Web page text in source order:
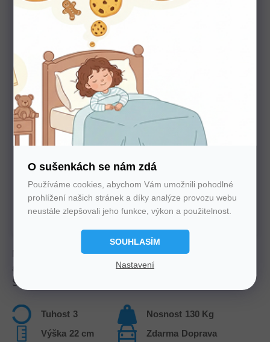
O sušenkách se nám zdá
Používáme cookies, abychom Vám umožnili pohodlné
prohlížení našich stránek a díky analýze provozu webu
neustále zlepšovali jeho funkce, výkon a použitelnost.
SOUHLASÍM
Nastavení
Potřebujete poradit s výběrem?
Nechte nám na sebe číslo. Zavoláme vám a se vším
poradíme
U nás nakupujte bez starostí
Autorizovaný prodejce všech značek. 100%
Matrace pro seniory z HR pěny s technologií ŘEŠETO,
antibakteriální úpravou SANITIZED a potahem PROACTIVE.
Se zpevněnými okraji a antidekubitním prořezem.
3
Tuhost 130 Kg
Nosnost
22 cm
Výška Doprava
Zdarma